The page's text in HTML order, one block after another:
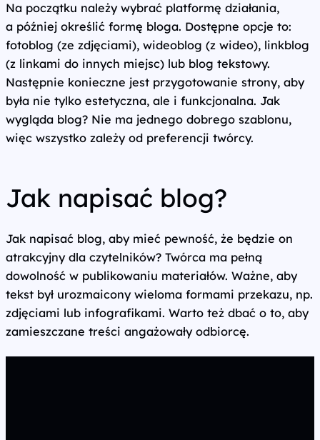
Na początku należy wybrać platformę działania,
a później określić formę bloga. Dostępne opcje to:
fotoblog (ze zdjęciami), wideoblog (z wideo), linkblog
(z linkami do innych miejsc) lub blog tekstowy.
Następnie konieczne jest przygotowanie strony, aby
była nie tylko estetyczna, ale i funkcjonalna. Jak
wygląda blog? Nie ma jednego dobrego szablonu,
więc wszystko zależy od preferencji twórcy.
Jak napisać blog?
Jak napisać blog, aby mieć pewność, że będzie on
atrakcyjny dla czytelników? Twórca ma pełną
dowolność w publikowaniu materiałów. Ważne, aby
tekst był urozmaicony wieloma formami przekazu, np.
zdjęciami lub infografikami. Warto też dbać o to, aby
zamieszczane treści angażowały odbiorcę.